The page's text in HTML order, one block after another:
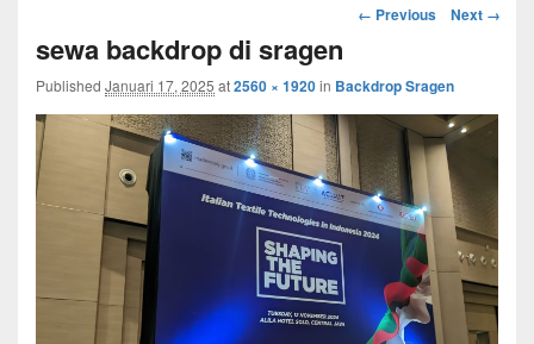
Image
← Previous Next →
sewa backdrop di sragen
Published Januari 17, 2025 at2560 × 1920in Backdrop Sragen